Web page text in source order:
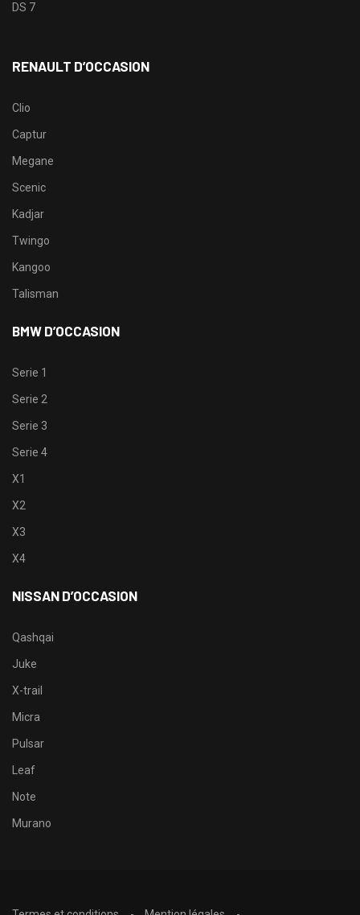
DS 7
RENAULT D’OCCASION
Clio
Captur
Megane
Scenic
Kadjar
Twingo
Kangoo
Talisman
BMW D’OCCASION
Serie 1
Serie 2
Serie 3
Serie 4
X1
X2
X3
X4
NISSAN D’OCCASION
Qashqai
Juke
X-trail
Micra
Pulsar
Leaf
Note
Murano